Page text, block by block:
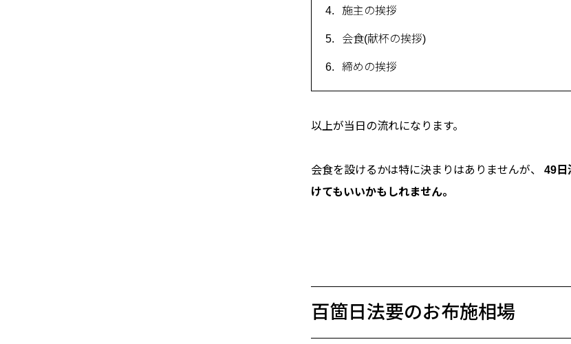
施主の挨拶
会食(献杯の挨拶)
締めの挨拶
以上が当日の流れになります。
会食を設けるかは特に決まりはありませんが、 49日
けてもいいかもしれません。
百箇日法要のお布施相場